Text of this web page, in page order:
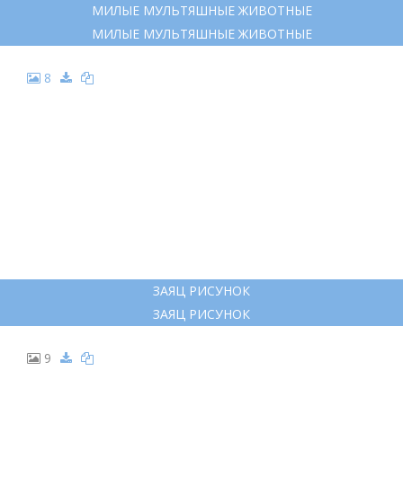
МИЛЫЕ МУЛЬТЯШНЫЕ ЖИВОТНЫЕ
МИЛЫЕ МУЛЬТЯШНЫЕ ЖИВОТНЫЕ
8
ЗАЯЦ РИСУНОК
ЗАЯЦ РИСУНОК
9